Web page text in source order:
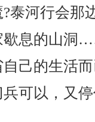
泰河行会那
歇息的山洞
己的生活
可以，又